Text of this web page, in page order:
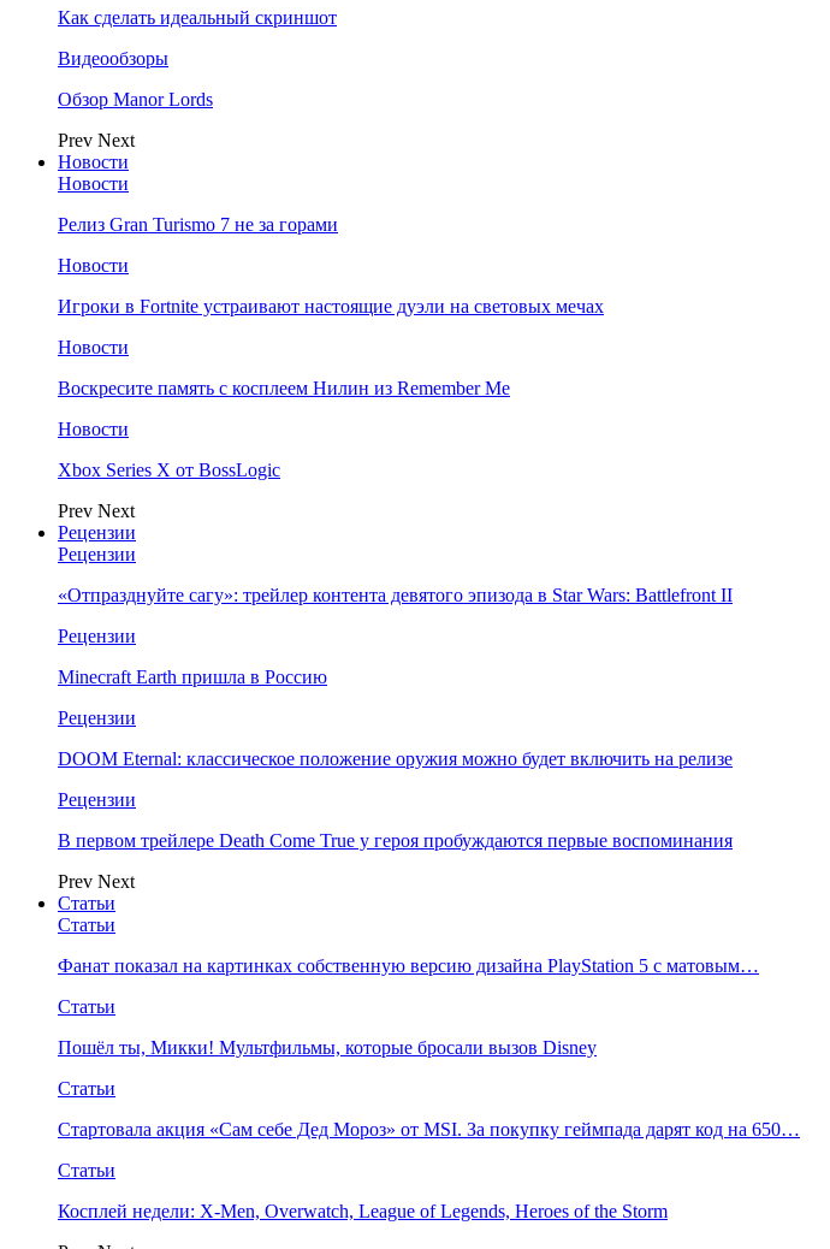
Как сделать идеальный скриншот
Видеообзоры
Обзор Manor Lords
Prev Next
Новости
Новости
Релиз Gran Turismo 7 не за горами
Новости
Игроки в Fortnite устраивают настоящие дуэли на световых мечах
Новости
Воскресите память с косплеем Нилин из Remember Me
Новости
Xbox Series X от BossLogic
Prev Next
Рецензии
Рецензии
«Отпразднуйте сагу»: трейлер контента девятого эпизода в Star Wars: Battlefront II
Рецензии
Minecraft Earth пришла в Россию
Рецензии
DOOM Eternal: классическое положение оружия можно будет включить на релизе
Рецензии
В первом трейлере Death Come True у героя пробуждаются первые воспоминания
Prev Next
Статьи
Статьи
Фанат показал на картинках собственную версию дизайна PlayStation 5 с матовым…
Статьи
Пошёл ты, Микки! Мультфильмы, которые бросали вызов Disney
Статьи
Стартовала акция «Сам себе Дед Мороз» от MSI. За покупку геймпада дарят код на 650…
Статьи
Косплей недели: X-Men, Overwatch, League of Legends, Heroes of the Storm